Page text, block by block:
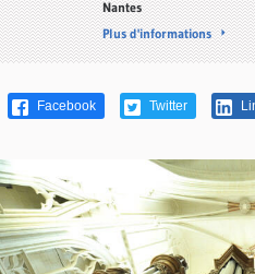
Nantes
Plus d'informations
Facebook Twitter